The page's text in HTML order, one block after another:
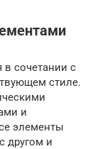
в сочетании с
стиле.
и
элементы
другом и